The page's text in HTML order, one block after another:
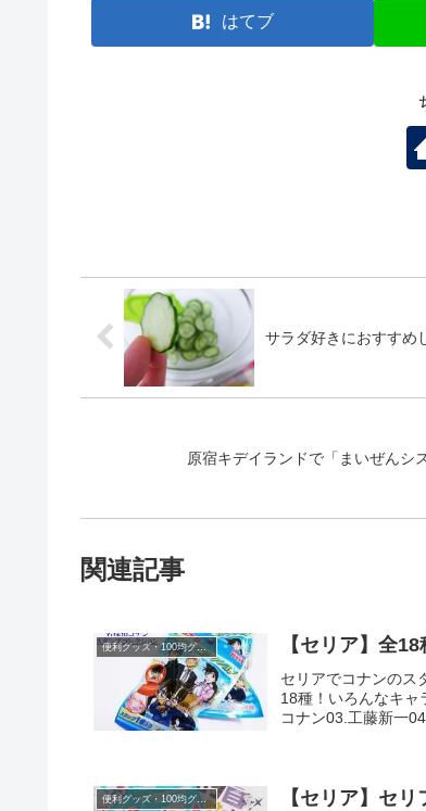
はてブ
サラダ好きにおすすめ
原宿キデイランドで「まいぜんシ
関連記事
便利グッズ・100均グッズ 【セリア】全
セリアでコナンのス
18種！いろんなキャ
コナン03.工藤新一
便利グッズ・100均グッズ 【セリア】セ